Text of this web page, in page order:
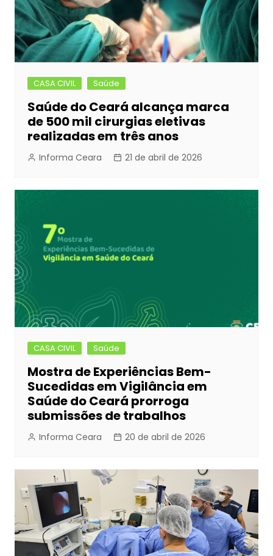
CASA CIVIL Saúde
Saúde do Ceará alcança marca
de 500 mil cirurgias eletivas
realizadas em três anos
Informa Ceara 21 de abril de 2026
CASA CIVIL Saúde
Mostra de Experiências Bem-
Sucedidas em Vigilância em
Saúde do Ceará prorroga
submissões de trabalhos
Informa Ceara 20 de abril de 2026